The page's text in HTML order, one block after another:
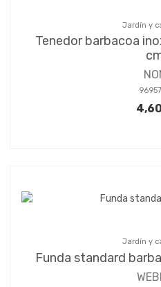
Jardín y
Tenedor barbacoa
Jardín y
Funda standard